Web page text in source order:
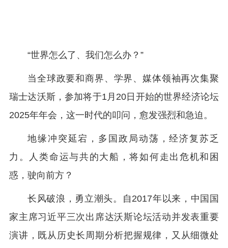
“世界怎么了、我们怎么办？”
当全球政要和商界、学界、媒体领袖再次集聚
瑞士达沃斯，参加将于1月20日开始的世界经济论坛
2025年年会，这一时代的叩问，愈发强烈和急迫。
地缘冲突延宕，多国政局动荡，经济复苏乏
力。人类命运与共的大船，将如何走出危机和困
惑，驶向前方？
长风破浪，勇立潮头。自2017年以来，中国国
家主席习近平三次出席达沃斯论坛活动并发表重要
演讲，既从历史长周期分析把握规律，又从细微处